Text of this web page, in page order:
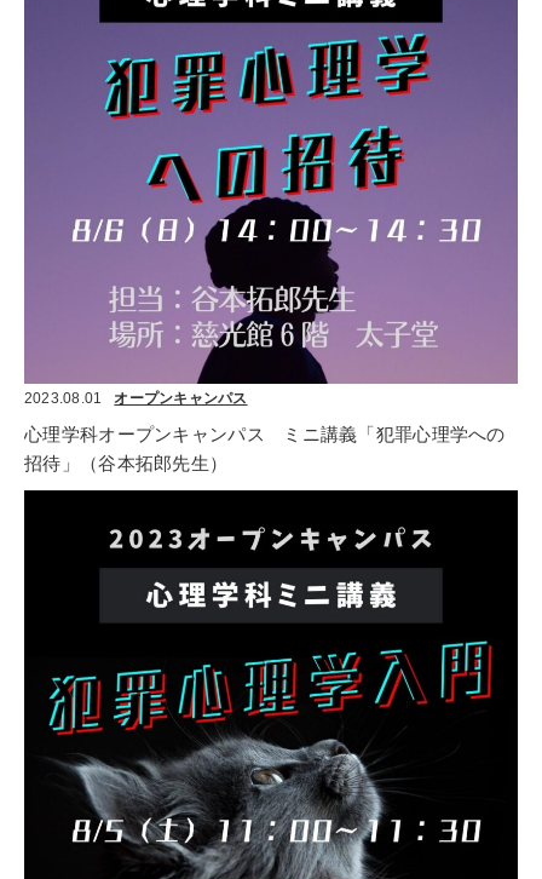
2023.08.01 オープンキャンパス
心理学科オープンキャンパス　ミニ講義「犯罪心理学への
招待」（谷本拓郎先生）